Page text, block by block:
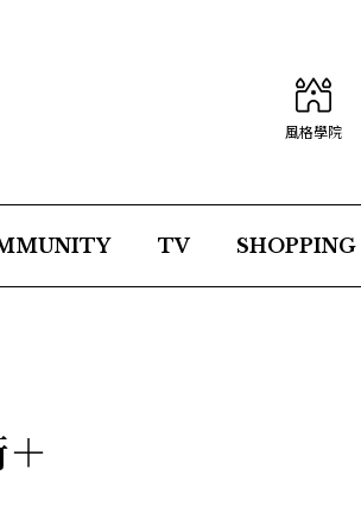
風格學院
TV SHOPPING